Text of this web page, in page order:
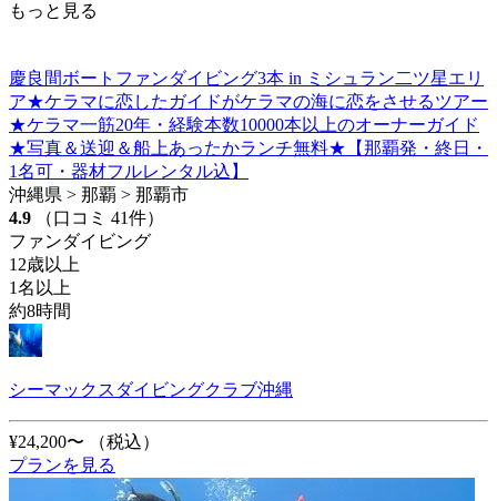
もっと見る
慶良間ボートファンダイビング3本 in ミシュラン二ツ星エリ
ア★ケラマに恋したガイドがケラマの海に恋をさせるツアー
★ケラマ一筋20年・経験本数10000本以上のオーナーガイド
★写真＆送迎＆船上あったかランチ無料★【那覇発・終日・
1名可・器材フルレンタル込】
沖縄県 > 那覇 > 那覇市
4.9
（口コミ 41件）
ファンダイビング
12歳以上
1名以上
約8時間
シーマックスダイビングクラブ沖縄
¥24,200〜
（税込）
プランを見る